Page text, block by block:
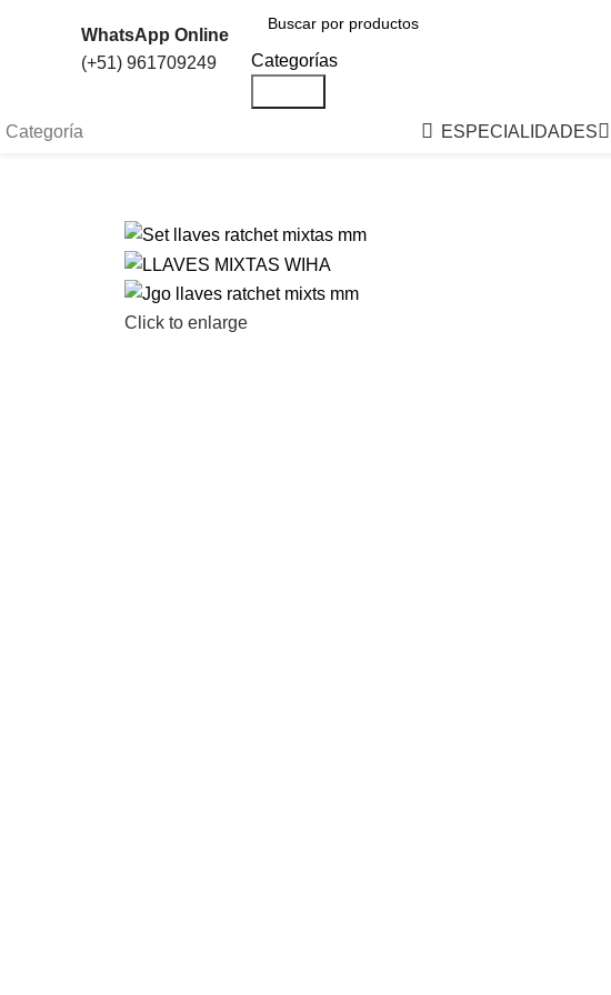
WhatsApp Online
(+51) 961709249
Categorías
Categoría ESPECIALIDADES
Click to enlarge